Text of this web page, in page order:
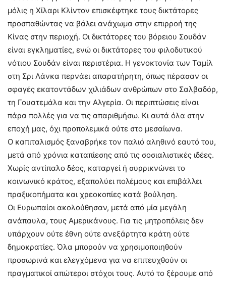
μόλις η Χίλαρι Κλίντον επισκέφτηκε τους δικτάτορες
προσπαθώντας να βάλει ανάχωμα στην επιρροή της
Κίνας στην περιοχή. Οι δικτάτορες του βόρειου Σουδάν
είναι εγκληματίες, ενώ οι δικτάτορες του φιλοδυτικού
νότιου Σουδάν είναι περιστέρια. Η γενοκτονία των Ταμίλ
στη Σρι Λάνκα περνάει απαρατήρητη, όπως πέρασαν οι
σφαγές εκατοντάδων χιλιάδων ανθρώπων στο Σαλβαδόρ,
τη Γουατεμάλα και την Αλγερία. Οι περιπτώσεις είναι
πάρα πολλές για να τις απαριθμήσω. Κι αυτά όλα στην
εποχή μας, όχι προπολεμικά ούτε στο μεσαίωνα.
Ο καπιταλισμός ξαναβρήκε τον παλιό αληθινό εαυτό του,
μετά από χρόνια καταπίεσης από τις σοσιαλιστικές ιδέες.
Χωρίς αντίπαλο δέος, καταργεί ή συρρικνώνει το
κοινωνικό κράτος, εξαπολύει πολέμους και επιβάλλει
πραξικοπήματα και χρεοκοπίες κατά βούληση.
Οι Ευρωπαίοι ακολούθησαν, μετά από μία μεγάλη
ανάπαυλα, τους Αμερικάνους. Για τις μητροπόλεις δεν
υπάρχουν ούτε έθνη ούτε ανεξάρτητα κράτη ούτε
δημοκρατίες. Όλα μπορούν να χρησιμοποιηθούν
προσωρινά και ελεγχόμενα για να επιτευχθούν οι
πραγματικοί απώτεροι στόχοι τους. Αυτό το ξέρουμε από